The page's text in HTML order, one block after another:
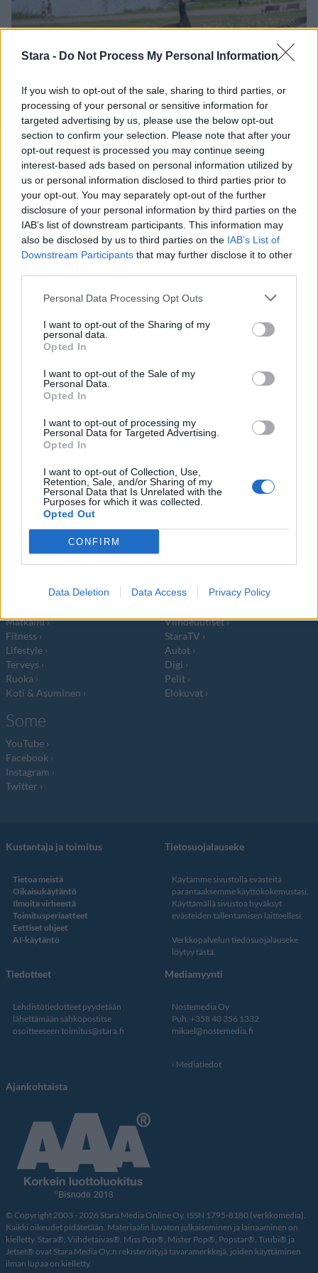
Stara - Do Not Process My Personal Information
If you wish to opt-out of the sale, sharing to third parties, or
processing of your personal or sensitive information for
targeted advertising by us, please use the below opt-out
section to confirm your selection. Please note that after your
opt-out request is processed you may continue seeing
interest-based ads based on personal information utilized by
us or personal information disclosed to third parties prior to
your opt-out. You may separately opt-out of the further
disclosure of your personal information by third parties on the
IAB’s list of downstream participants. This information may
also be disclosed by us to third parties on the IAB’s List of
Downstream Participants that may further disclose it to other
Personal Data Processing Opt Outs
I want to opt-out of the Sharing of my
personal data.
Opted In
I want to opt-out of the Sale of my
Personal Data.
Opted In
I want to opt-out of processing my
Personal Data for Targeted Advertising.
Opted In
I want to opt-out of Collection, Use,
Retention, Sale, and/or Sharing of my
Personal Data that Is Unrelated with the
Purposes for which it was collected.
Opted Out
CONFIRM
Data Deletion Data Access Privacy Policy
Uutiset
12.5.2026, 14:06
Valkoposkihanhien muutto
Suomeen oli huhtikuussa
vähäistä
Kesäaikaan runsaasti keskustelua herättävien
valkoposkihanhien kevätmuutto on
käynnissä. Toistaiseksi kevätmuutto
Tietoa meistä
Tietosuojalauseke
Lähetä uutisvinkki
RSS-ohje
Yhteistyössä
Kesä!
Tyyliniekka
Lifestyle
Matkailu
Fitness
Lifestyle
Terveys
Ruoka
Koti & Asuminen
Viihde
Viihdeuutiset
StaraTV
Autot
Digi
Pelit
Elokuvat
Some
YouTube
Facebook
Instagram
Twitter
Kustantaja ja toimitus
Tietoa meistä
Oikaisukäytäntö
Ilmoita virheestä
Toimitusperiaatteet
Eettiset ohjeet
AI-käytäntö
Tietosuojalauseke
Käytämme sivustolla evästeitä
parantaaksemme käyttökokemustasi.
Käyttämällä sivustoa hyväksyt
evästeiden tallentamisen laitteellesi.
Verkkopalvelun tiedosuojalauseke
löytyy tästä.
Tiedotteet
Lehdistötiedotteet pyydetään
lähettämään sähköpostitse
osoitteeseen toimitus@stara.fi
Mediamyynti
Nostemedia Oy
Puh. +358 40 356 1332
mikael@nostemedia.fi
Mediatiedot
Ajankohtaista
© Copyright 2003 - 2026 Stara Media Online Oy. ISSN 1795-8180 (verkkomedia).
Kaikki oikeudet pidätetään. Materiaalin luvaton julkaiseminen ja lainaaminen on
kielletty. Stara®, Viihdetaivas®, Miss Pop®, Mister Pop®, Popstar®, Tuubi® ja
Jetset® ovat Stara Media Oy:n rekisteröityjä tavaramerkkejä, joiden käyttäminen
ilman lupaa on kielletty.